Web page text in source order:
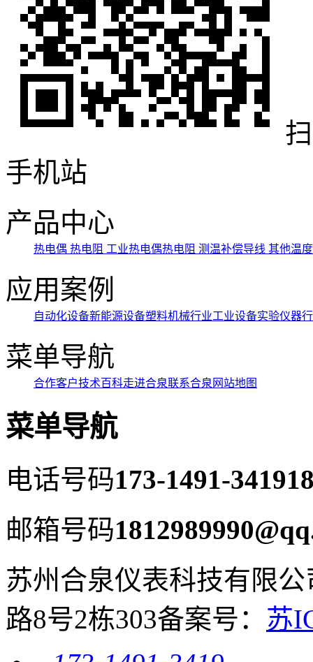
手机站
产品中心
热电偶 热电阻 工业热电偶热电阻 测温补偿导线 其他温
应用案例
自动化设备新能源设备塑料机械行业工业设备实验仪器
菜单导航
合作客户技术百科走进合泉联系合泉 网站地图
菜单导航
电话号码173-1491-3419
邮箱号码
苏州合泉仪表科技有限公
路8号2栋303备案号： 苏